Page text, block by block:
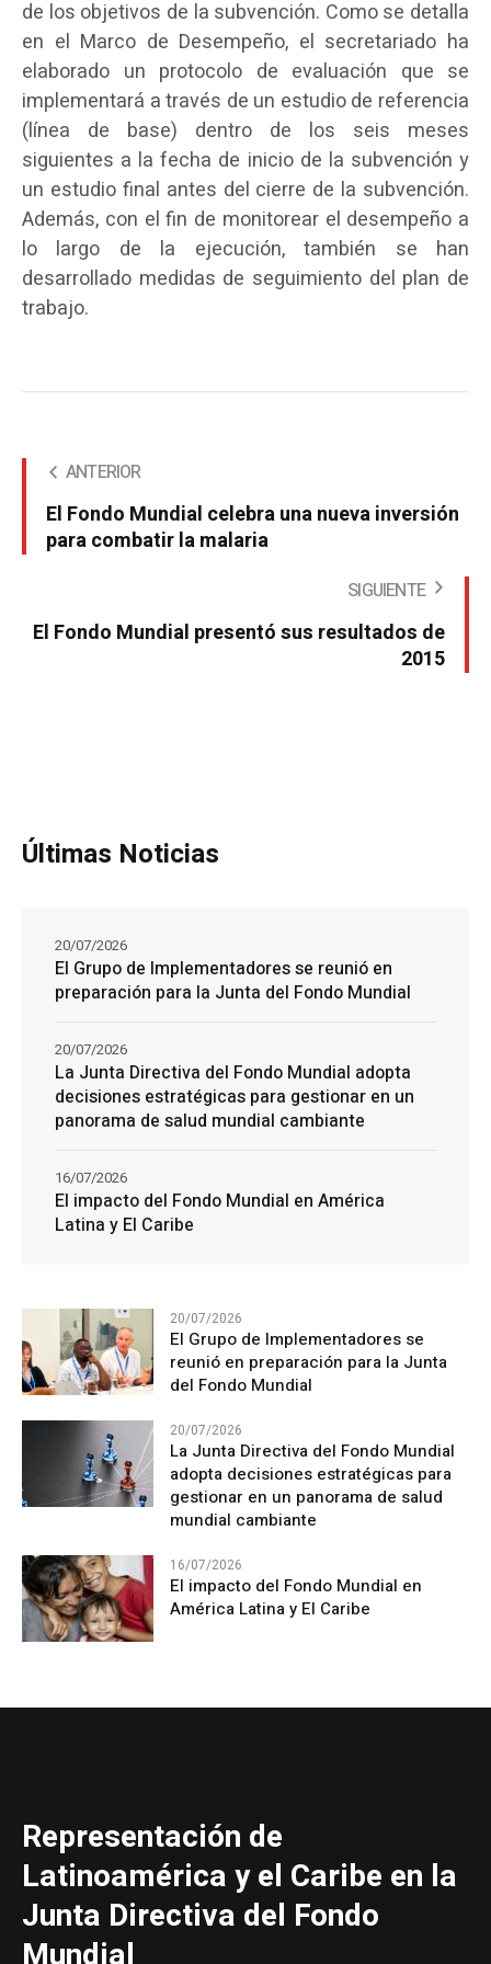
de los objetivos de la subvención. Como se detalla
en el Marco de Desempeño, el secretariado ha
elaborado un protocolo de evaluación que se
implementará a través de un estudio de referencia
(línea de base) dentro de los seis meses
siguientes a la fecha de inicio de la subvención y
un estudio final antes del cierre de la subvención.
Además, con el fin de monitorear el desempeño a
lo largo de la ejecución, también se han
desarrollado medidas de seguimiento del plan de
trabajo.
ANTERIOR
El Fondo Mundial celebra una nueva inversión
para combatir la malaria
SIGUIENTE
El Fondo Mundial presentó sus resultados de
2015
Últimas Noticias
El Grupo de Implementadores se reunió en
preparación para la Junta del Fondo Mundial
20/07/2026
La Junta Directiva del Fondo Mundial adopta
decisiones estratégicas para gestionar en un
panorama de salud mundial cambiante
20/07/2026
El impacto del Fondo Mundial en América
Latina y El Caribe
16/07/2026
20/07/2026
El Grupo de Implementadores se
reunió en preparación para la Junta
del Fondo Mundial
20/07/2026
La Junta Directiva del Fondo Mundial
adopta decisiones estratégicas para
gestionar en un panorama de salud
mundial cambiante
16/07/2026
El impacto del Fondo Mundial en
América Latina y El Caribe
Representación de
Latinoamérica y el Caribe en la
Junta Directiva del Fondo